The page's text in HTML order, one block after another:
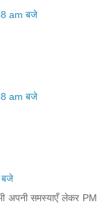
am बजे
am बजे
बजे
अपनी समस्याएँ लेकर PM